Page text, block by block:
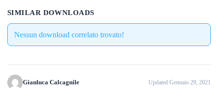
SIMILAR DOWNLOADS
Nessun download correlato trovato!
Gianluca Calcagnile Updated Gennaio 29, 2021